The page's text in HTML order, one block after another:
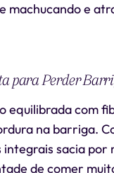
machucando e
para Perder
equilibrada com
na barriga.
integrais sacia por
de comer